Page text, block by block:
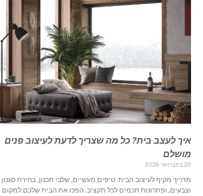
איך לעצב בית? כל מה שצריך לדעת לעיצוב פנים
מושלם
20 בפברואר 2026
מדריך מקיף לעיצוב הבית: טיפים מעשיים, שלבי תכנון, בחירת סגנון
וצבעים, ופתרונות חכמים לכל תקציב. הפכו את הבית שלכם למקום